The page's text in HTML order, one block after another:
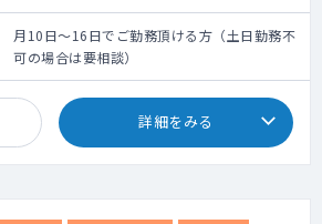
入時に名義をお借りする事 （本部に医療法人
担当・通関士がおりますので基本的には本部
対応です）
・手技：採血・皮下注射は必須業務でござい
ます
※営業・スタッフ教育・売上管理はございま
せん
月10日～16日でご勤務頂ける方（土日勤務不
可の場合は要相談）
詳細をみる